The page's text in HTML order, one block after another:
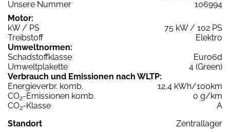
Unsere Nummer
106994
Motor:
kW / PS
75 kW / 102 PS
Treibstoff
Elektro
Umweltnormen:
Schadstoffklasse
Euro6d
Umweltplakette
4 (Green)
Verbrauch und Emissionen nach WLTP:
Energieverbr. komb.
12,4 kWh/100km
CO2-Emissionen komb.
0 g/km
CO2-Klasse
A
Standort
Zentrallager